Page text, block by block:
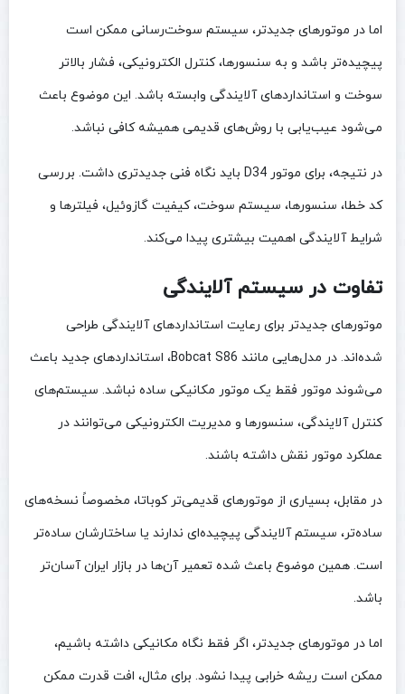
اما در موتورهای جدیدتر، سیستم سوخت‌رسانی ممکن است
پیچیده‌تر باشد و به سنسورها، کنترل الکترونیکی، فشار بالاتر
سوخت و استانداردهای آلایندگی وابسته باشد. این موضوع باعث
می‌شود عیب‌یابی با روش‌های قدیمی همیشه کافی نباشد.
در نتیجه، برای موتور D34 باید نگاه فنی جدیدتری داشت. بررسی
کد خطا، سنسورها، سیستم سوخت، کیفیت گازوئیل، فیلترها و
شرایط آلایندگی اهمیت بیشتری پیدا می‌کند.
تفاوت در سیستم آلایندگی
موتورهای جدیدتر برای رعایت استانداردهای آلایندگی طراحی
شده‌اند. در مدل‌هایی مانند Bobcat S86، استانداردهای جدید باعث
می‌شوند موتور فقط یک موتور مکانیکی ساده نباشد. سیستم‌های
کنترل آلایندگی، سنسورها و مدیریت الکترونیکی می‌توانند در
عملکرد موتور نقش داشته باشند.
در مقابل، بسیاری از موتورهای قدیمی‌تر کوباتا، مخصوصاً نسخه‌های
ساده‌تر، سیستم آلایندگی پیچیده‌ای ندارند یا ساختارشان ساده‌تر
است. همین موضوع باعث شده تعمیر آن‌ها در بازار ایران آسان‌تر
باشد.
اما در موتورهای جدیدتر، اگر فقط نگاه مکانیکی داشته باشیم،
ممکن است ریشه خرابی پیدا نشود. برای مثال، افت قدرت ممکن